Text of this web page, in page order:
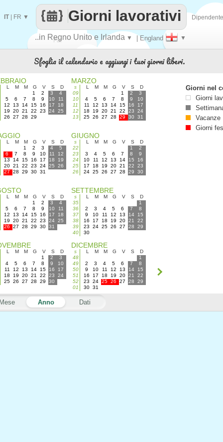
Fai
..in Regno Unito e Irlanda ▼ | England ▼
Giorni lavorativi
IT| FR ▼
Sfoglia il calendario e aggiungi i tuoi giorni liberi.
L M M G V S
D
1
2 3
4
5
6 7 8 9 10
11
12
13 14 15 16 17
18
19
20 21 22 23 24
25
26
27 28 29
MARZO
s L M M G V S
D
09
1 2
3
10
4 5 6 7 8 9
10
11
11 12 13 14 15 16
17
12
18 19 20 21 22 23
24
13
25 26 27 28 29 30 31
L M M G V S
D
1
2 3 4
5
6
7 8 9 10 11
12
13
14 15 16 17 18
19
20 21 22 23 24 25
26
27
28 29 30 31
GIUGNO
s L M M G V S
D
22
1
2
23
3 4 5 6 7 8
9
24
10 11 12 13 14 15
16
25
17 18 19 20 21 22
23
26
24 25 26 27 28 29 30
L M M G V S
D
1
2 3
4
5
6 7 8 9 10
11
12
13 14 15 16 17
18
19
20 21 22 23 24
25
26
27 28 29 30 31
SETTEMBRE
s L M M G V S
D
35
1
36
2 3 4 5 6 7
8
37
9 10 11 12 13 14
15
38
16 17 18 19 20 21
22
39
23 24 25 26 27 28
29
40
30
L M M G V S
D
1
2
3
4
5 6 7 8 9
10
11
12 13 14 15 16
17
18
19 20 21 22 23
24
25 26 27 28 29 30
DICEMBRE
s L M M G V S
D
48
1
49
2 3 4 5 6 7
8
50
9 10 11 12 13 14
15
51
16 17 18 19 20 21
22
52
23 24 25 26 27 28
29
01
30 31
Anno Dati
Giorni nel
Giorni
Vacanze
Giorni